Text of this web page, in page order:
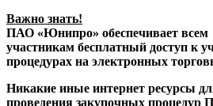
Важно знать!
ПАО «Юнипро» обеспечивает всем
участникам бесплатный доступ к
процедурах на электронных
Никакие иные интернет ресурсы
проведения закупочных